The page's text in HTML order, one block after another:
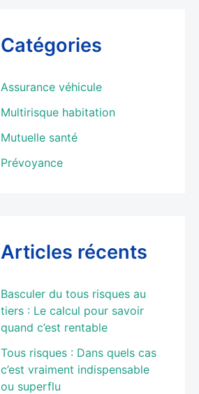
h
Catégories
Assurance véhicule
Multirisque habitation
Mutuelle santé
Prévoyance
Articles récents
Basculer du tous risques au
tiers : Le calcul pour savoir
quand c’est rentable
Tous risques : Dans quels cas
c’est vraiment indispensable
ou superflu